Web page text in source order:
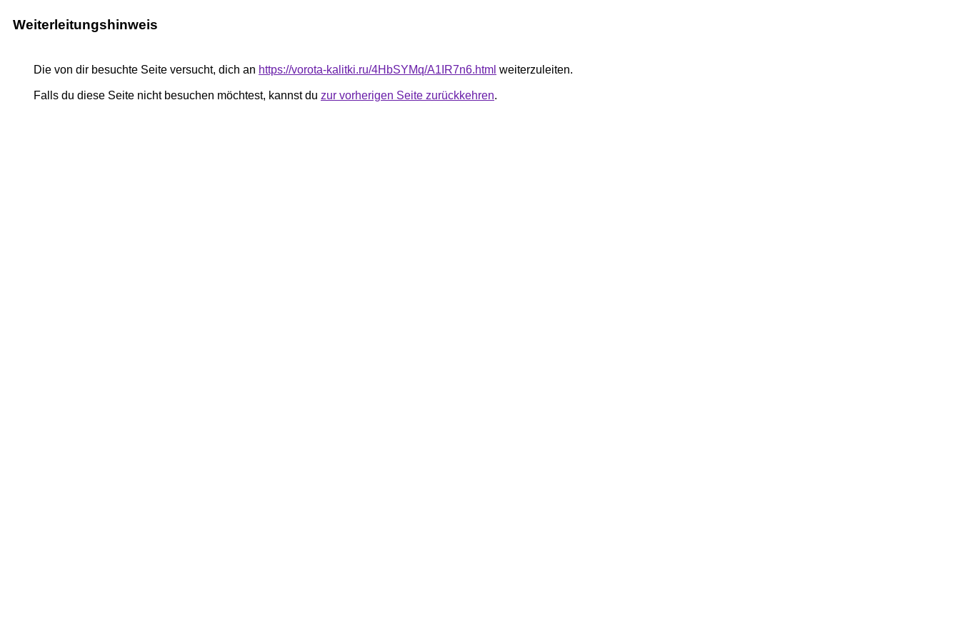
Weiterleitungshinweis
Die von dir besuchte Seite versucht, dich an https://vorota-kalitki.ru/4HbSYMq/A1IR7n6.html weiterzuleiten.
Falls du diese Seite nicht besuchen möchtest, kannst du zur vorherigen Seite zurückkehren.